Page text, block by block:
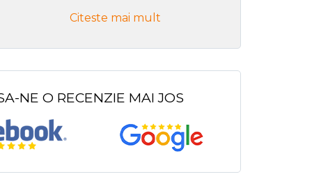
Citeste mai mult
NE O RECENZIE MAI JOS